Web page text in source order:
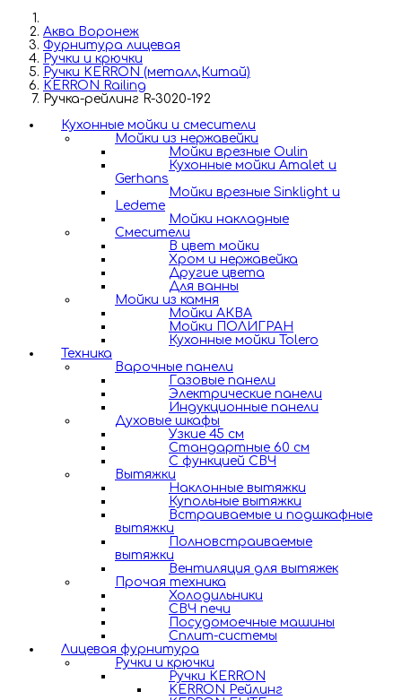
Аква Воронеж
Фурнитура лицевая
Ручки и крючки
Ручки KERRON (металл,Китай)
KERRON Railing
Ручка-рейлинг R-3020-192
Кухонные мойки и смесители
Мойки из нержавейки
Мойки врезные Oulin
Кухонные мойки Amalet и
Gerhans
Мойки врезные Sinklight и
Ledeme
Мойки накладные
Смесители
В цвет мойки
Хром и нержавейка
Другие цвета
Для ванны
Мойки из камня
Мойки АКВА
Мойки ПОЛИГРАН
Кухонные мойки Tolero
Техника
Варочные панели
Газовые панели
Электрические панели
Индукционные панели
Духовые шкафы
Узкие 45 см
Стандартные 60 см
С функцией СВЧ
Вытяжки
Наклонные вытяжки
Купольные вытяжки
Встраиваемые и подшкафные
вытяжки
Полновстраиваемые
вытяжки
Вентиляция для вытяжек
Прочая техника
Холодильники
СВЧ печи
Посудомоечные машины
Сплит-системы
Лицевая фурнитура
Ручки и крючки
Ручки KERRON
KERRON Рейлинг